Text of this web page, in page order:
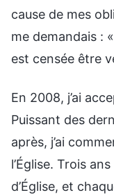
cause de mes
me demandais :
est censée être
En 2008, j’ai
Puissant des
après, j’ai
l’Église. Trois
d’Église, et